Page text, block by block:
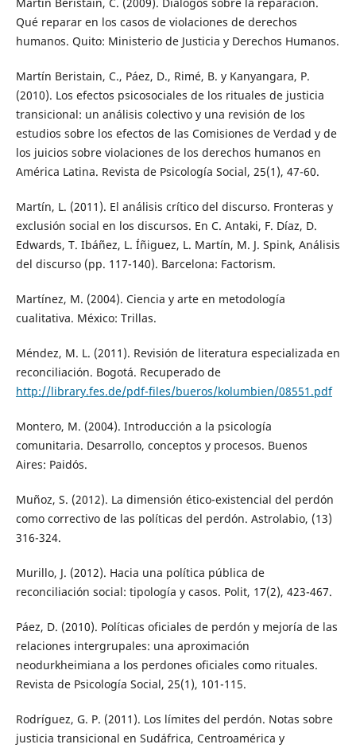
Qué reparar en los casos de violaciones de derechos
humanos. Quito: Ministerio de Justicia y Derechos Humanos.
Martín Beristain, C., Páez, D., Rimé, B. y Kanyangara, P.
(2010). Los efectos psicosociales de los rituales de justicia
transicional: un análisis colectivo y una revisión de los
estudios sobre los efectos de las Comisiones de Verdad y de
los juicios sobre violaciones de los derechos humanos en
América Latina. Revista de Psicología Social, 25(1), 47-60.
Martín, L. (2011). El análisis crítico del discurso. Fronteras y
exclusión social en los discursos. En C. Antaki, F. Díaz, D.
Edwards, T. Ibáñez, L. Íñiguez, L. Martín, M. J. Spink, Análisis
del discurso (pp. 117-140). Barcelona: Factorism.
Martínez, M. (2004). Ciencia y arte en metodología
cualitativa. México: Trillas.
Méndez, M. L. (2011). Revisión de literatura especializada en
reconciliación. Bogotá. Recuperado de
http://library.fes.de/pdf-files/bueros/kolumbien/08551.pdf
Montero, M. (2004). Introducción a la psicología
comunitaria. Desarrollo, conceptos y procesos. Buenos
Aires: Paidós.
Muñoz, S. (2012). La dimensión ético-existencial del perdón
como correctivo de las políticas del perdón. Astrolabio, (13)
316-324.
Murillo, J. (2012). Hacia una política pública de
reconciliación social: tipología y casos. Polit, 17(2), 423-467.
Páez, D. (2010). Políticas oficiales de perdón y mejoría de las
relaciones intergrupales: una aproximación
neodurkheimiana a los perdones oficiales como rituales.
Revista de Psicología Social, 25(1), 101-115.
Rodríguez, G. P. (2011). Los límites del perdón. Notas sobre
justicia transicional en Sudáfrica, Centroamérica y